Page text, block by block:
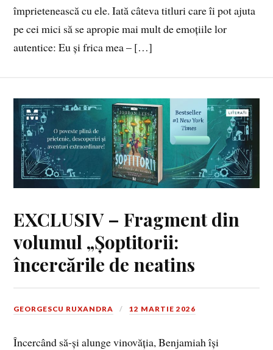
împrietenească cu ele. Iată câteva titluri care îi pot ajuta
pe cei mici să se apropie mai mult de emoțiile lor
autentice: Eu și frica mea – […]
EXCLUSIV – Fragment din
volumul „Șoptitorii:
încercările de neatins
GEORGESCU RUXANDRA 12 MARTIE 2026
Încercând să-și alunge vinovăția, Benjamiah își